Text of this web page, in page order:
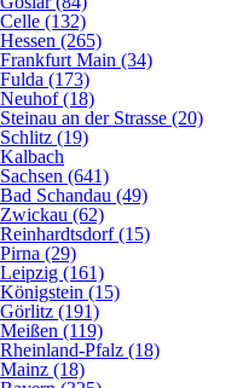
Celle (132)
Hessen (265)
Frankfurt Main (34)
Fulda (173)
Neuhof (18)
Steinau an der Strasse (20)
Schlitz (19)
Kalbach
Sachsen (641)
Bad Schandau (49)
Zwickau (62)
Reinhardtsdorf (15)
Pirna (29)
Leipzig (161)
Königstein (15)
Görlitz (191)
Meißen (119)
Rheinland-Pfalz (18)
Mainz (18)